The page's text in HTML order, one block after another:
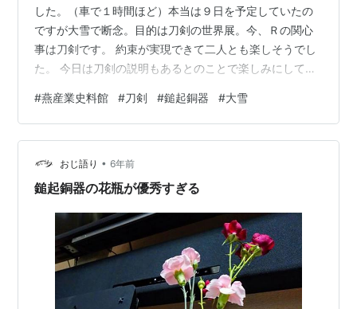
した。（車で１時間ほど）本当は９日を予定していたの
ですが大雪で断念。目的は刀剣の世界展。今、Ｒの関心
事は刀剣です。 約束が実現できて二人とも楽しそうでし
た。 今日は刀剣の説明もあるとのことで楽しみにしてい
りがなされていたそうです。娘の話を聞いてぞーッとし
ました。 鎚起銅器 一枚の銅板をたたいて形にするのです
が、体験ですから形が出来ていて後は30分ほどトントン
たたいて模様を付けました。新しいので光を反射してき
れいです。多くの人たちが技術体験をされていたそうで
#燕産業史料館 #刀剣 #鎚起銅器 #大雪
おじ語り • 6年前
鎚起銅器の花瓶が優秀すぎる